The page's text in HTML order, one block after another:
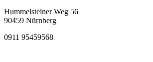
Hummelsteiner Weg 56
90459 Nürnberg
0911 95459568